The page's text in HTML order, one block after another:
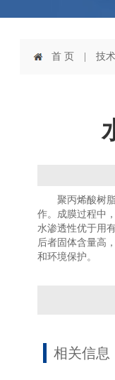
首 页 | 技术
聚丙烯酸树脂
作。成膜过程中
水渗透性优于用
后者固体含量高
和环境保护。
相关信息